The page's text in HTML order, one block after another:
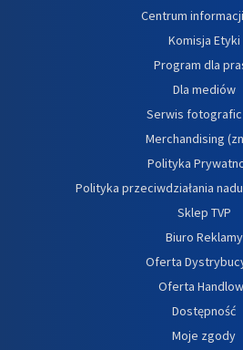
Centrum informacji
Komisja Etyki
Program dla
Dla mediów
Serwis
Merchandising
Polityka
Polityka przeciwdziałania
Sklep TVP
Biuro Reklamy
Oferta
Oferta
Dostępność
Moje zgody